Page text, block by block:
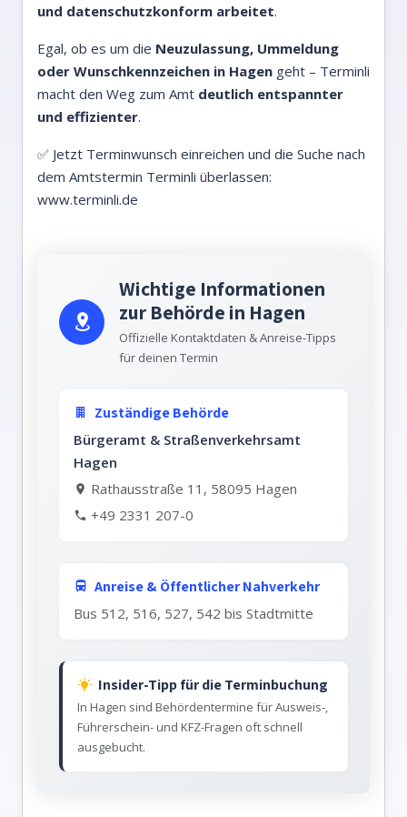
und datenschutzkonform arbeitet.
Egal, ob es um die Neuzulassung, Ummeldung
oder Wunschkennzeichen in Hagen geht – Terminli
macht den Weg zum Amt deutlich entspannter
und effizienter.
✅ Jetzt Terminwunsch einreichen und die Suche nach
dem Amtstermin Terminli überlassen:
www.terminli.de
Wichtige Informationen
zur Behörde in Hagen
Offizielle Kontaktdaten & Anreise-Tipps
für deinen Termin
Zuständige Behörde
Bürgeramt & Straßenverkehrsamt
Hagen
Rathausstraße 11, 58095 Hagen
+49 2331 207-0
Anreise & Öffentlicher Nahverkehr
Bus 512, 516, 527, 542 bis Stadtmitte
Insider-Tipp für die Terminbuchung
In Hagen sind Behördentermine für Ausweis-,
Führerschein- und KFZ-Fragen oft schnell
ausgebucht.